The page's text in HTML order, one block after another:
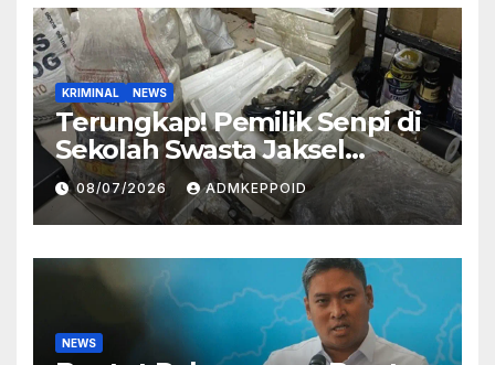
KRIMINAL NEWS
Terungkap! Pemilik Senpi di
Sekolah Swasta Jaksel
Ternyata Direktur
Perusahaan Airsoft Gun
Impor
08/07/2026 ADMKEPPOID
NEWS